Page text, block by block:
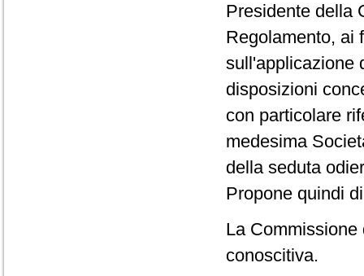
Presidente della
Regolamento, ai
sull'applicazione
disposizioni
con particolare
medesima
della seduta
Propone quindi
La
conoscitiva.